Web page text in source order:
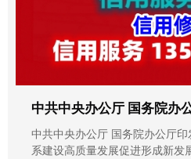
中共中央办公厅 国务院办公厅
系建设高质量发展促进形成新发